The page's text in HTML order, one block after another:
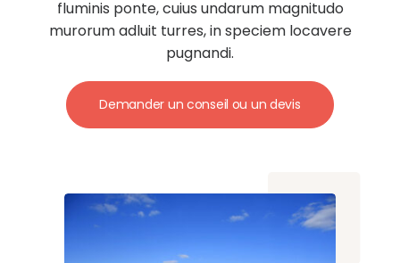
fluminis ponte, cuius undarum magnitudo
murorum adluit turres, in speciem locavere
pugnandi.
Demander un conseil ou un devis